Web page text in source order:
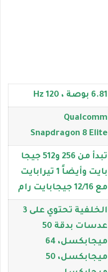
6.81 بوصة ، 120 Hz
Qualcomm
Snapdragon 8 Elite
تبدأ من 256 و512 جيجا
بايت وأيضاً 1 تيرابايت
مع 12/16 جيجابايت رام
الخلفية تحتوي على 3
عدسات بدقة 50
ميجابكسل، 64
ميجابكسل، 50